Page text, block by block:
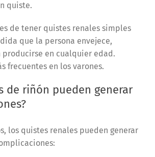
quiste.
de tener quistes renales simples
que la persona envejece,
producirse en cualquier edad.
frecuentes en los varones.
de riñón pueden generar
los quistes renales pueden generar